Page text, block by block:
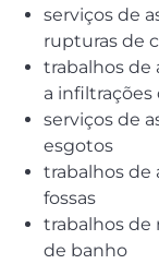
serviços de
rupturas de
trabalhos de
a infiltrações
serviços de
esgotos
trabalhos de
fossas
trabalhos de
de banho